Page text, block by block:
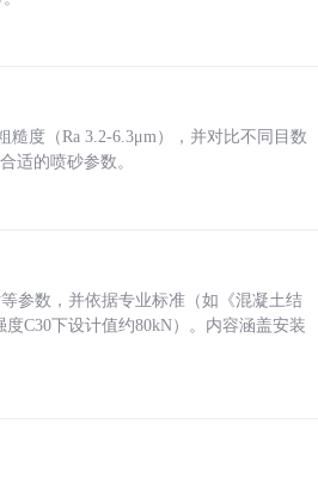
度（Ra 3.2-6.3μm），并对比不同目数
适的喷砂参数。
参数，并依据专业标准（如《混凝土结
C30下设计值约80kN）。内容涵盖安装